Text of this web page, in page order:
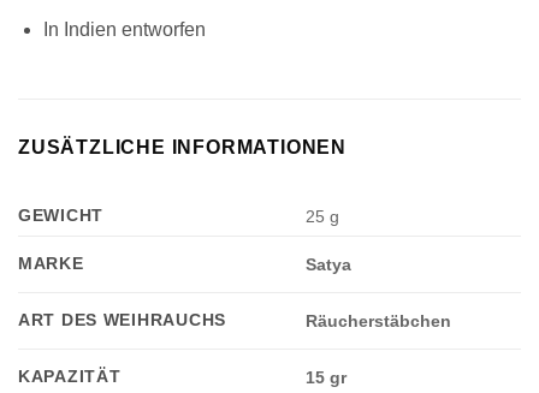
In Indien entworfen
ZUSÄTZLICHE INFORMATIONEN
GEWICHT 25 g
MARKE Satya
ART DES WEIHRAUCHS Räucherstäbchen
KAPAZITÄT 15 gr